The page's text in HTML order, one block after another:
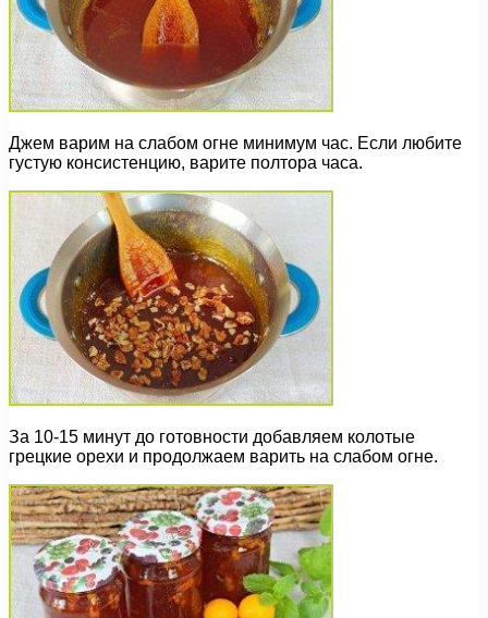
Джем варим на слабом огне минимум час. Если любите
густую консистенцию, варите полтора часа.
За 10-15 минут до готовности добавляем колотые
грецкие орехи и продолжаем варить на слабом огне.